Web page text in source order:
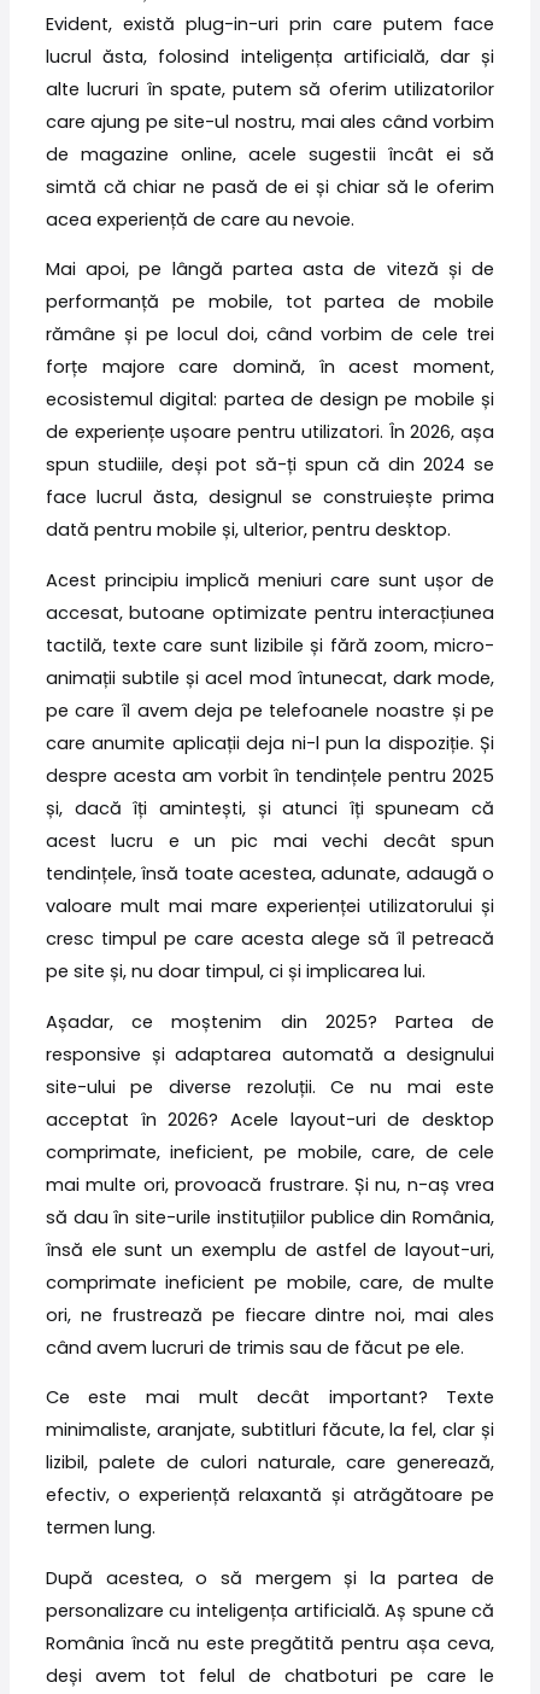
Evident, există plug-in-uri prin care putem face
lucrul ăsta, folosind inteligența artificială, dar și
alte lucruri în spate, putem să oferim utilizatorilor
care ajung pe site-ul nostru, mai ales când vorbim
de magazine online, acele sugestii încât ei să
simtă că chiar ne pasă de ei și chiar să le oferim
acea experiență de care au nevoie.
Mai apoi, pe lângă partea asta de viteză și de
performanță pe mobile, tot partea de mobile
rămâne și pe locul doi, când vorbim de cele trei
forțe majore care domină, în acest moment,
ecosistemul digital: partea de design pe mobile și
de experiențe ușoare pentru utilizatori. În 2026, așa
spun studiile, deși pot să-ți spun că din 2024 se
face lucrul ăsta, designul se construiește prima
dată pentru mobile și, ulterior, pentru desktop.
Acest principiu implică meniuri care sunt ușor de
accesat, butoane optimizate pentru interacțiunea
tactilă, texte care sunt lizibile și fără zoom, micro-
animații subtile și acel mod întunecat, dark mode,
pe care îl avem deja pe telefoanele noastre și pe
care anumite aplicații deja ni-l pun la dispoziție. Și
despre acesta am vorbit în tendințele pentru 2025
și, dacă îți amintești, și atunci îți spuneam că
acest lucru e un pic mai vechi decât spun
tendințele, însă toate acestea, adunate, adaugă o
valoare mult mai mare experienței utilizatorului și
cresc timpul pe care acesta alege să îl petreacă
pe site și, nu doar timpul, ci și implicarea lui.
Așadar, ce moștenim din 2025? Partea de
responsive și adaptarea automată a designului
site-ului pe diverse rezoluții. Ce nu mai este
acceptat în 2026? Acele layout-uri de desktop
comprimate, ineficient, pe mobile, care, de cele
mai multe ori, provoacă frustrare. Și nu, n-aș vrea
să dau în site-urile instituțiilor publice din România,
însă ele sunt un exemplu de astfel de layout-uri,
comprimate ineficient pe mobile, care, de multe
ori, ne frustrează pe fiecare dintre noi, mai ales
când avem lucruri de trimis sau de făcut pe ele.
Ce este mai mult decât important? Texte
minimaliste, aranjate, subtitluri făcute, la fel, clar și
lizibil, palete de culori naturale, care generează,
efectiv, o experiență relaxantă și atrăgătoare pe
termen lung.
După acestea, o să mergem și la partea de
personalizare cu inteligența artificială. Aș spune că
România încă nu este pregătită pentru așa ceva,
deși avem tot felul de chatboturi pe care le